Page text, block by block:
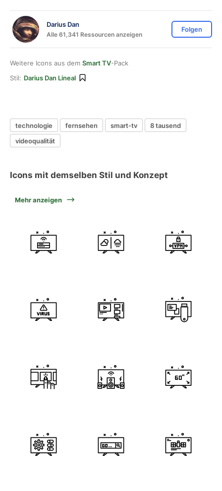
Darius Dan
Alle 61,341 Ressourcen anzeigen
Folgen
Weitere Icons aus dem Smart TV-Pack
Stil: Darius Dan Lineal
technologie fernsehen smart-tv
8 tausend
videoqualität
Icons mit demselben Stil und Konzept
Mehr anzeigen